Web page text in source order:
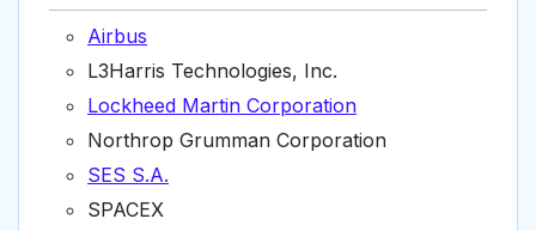
Airbus
L3Harris Technologies, Inc.
Lockheed Martin Corporation
Northrop Grumman Corporation
SES S.A.
SPACEX